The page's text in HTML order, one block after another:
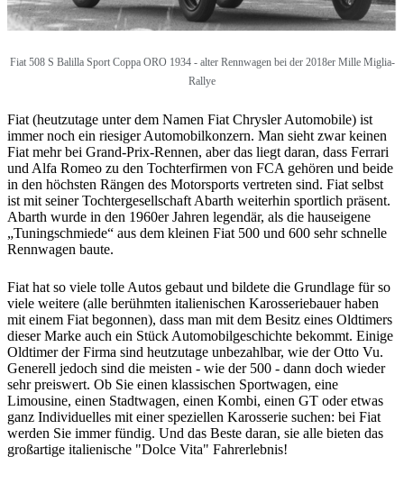
Fiat 508 S Balilla Sport Coppa ORO 1934 - alter Rennwagen bei der 2018er Mille Miglia-
Rallye
Fiat (heutzutage unter dem Namen Fiat Chrysler Automobile) ist
immer noch ein riesiger Automobilkonzern. Man sieht zwar keinen
Fiat mehr bei Grand-Prix-Rennen, aber das liegt daran, dass Ferrari
und Alfa Romeo zu den Tochterfirmen von FCA gehören und beide
in den höchsten Rängen des Motorsports vertreten sind. Fiat selbst
ist mit seiner Tochtergesellschaft Abarth weiterhin sportlich präsent.
Abarth wurde in den 1960er Jahren legendär, als die hauseigene
„Tuningschmiede“ aus dem kleinen Fiat 500 und 600 sehr schnelle
Rennwagen baute.
Fiat hat so viele tolle Autos gebaut und bildete die Grundlage für so
viele weitere (alle berühmten italienischen Karosseriebauer haben
mit einem Fiat begonnen), dass man mit dem Besitz eines Oldtimers
dieser Marke auch ein Stück Automobilgeschichte bekommt. Einige
Oldtimer der Firma sind heutzutage unbezahlbar, wie der Otto Vu.
Generell jedoch sind die meisten - wie der 500 - dann doch wieder
sehr preiswert. Ob Sie einen klassischen Sportwagen, eine
Limousine, einen Stadtwagen, einen Kombi, einen GT oder etwas
ganz Individuelles mit einer speziellen Karosserie suchen: bei Fiat
werden Sie immer fündig. Und das Beste daran, sie alle bieten das
großartige italienische "Dolce Vita" Fahrerlebnis!